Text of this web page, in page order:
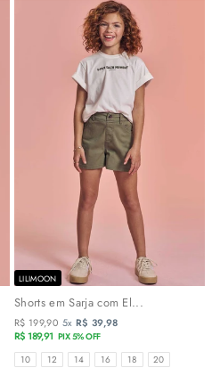
LILIMOON
Shorts em Sarja com El...
R$ 199,90 5x R$ 39,98
R$ 189,91 PIX 5% OFF
TAMANHOS
10 12 14 16 18 20